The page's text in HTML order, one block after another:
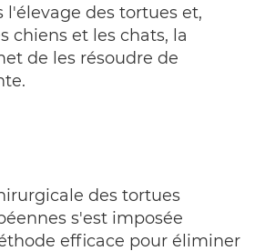
l'élevage des tortues et,
chiens et les chats, la
de les résoudre de
des tortues
s'est imposée
efficace pour éliminer